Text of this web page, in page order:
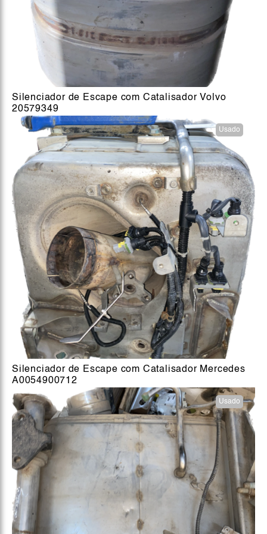
Silenciador de Escape com Catalisador Volvo
20579349
Usado
Silenciador de Escape com Catalisador Mercedes
A0054900712
Usado